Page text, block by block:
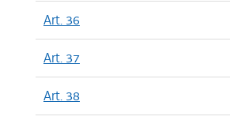
Art. 36
Art. 37
Art. 38